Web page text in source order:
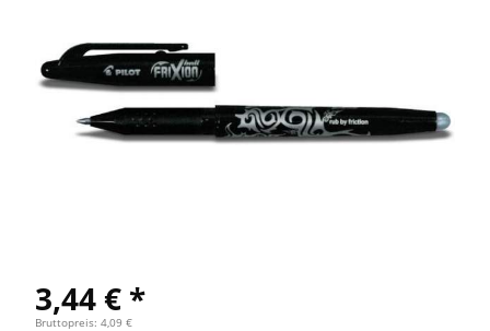
3,44 € *
Bruttopreis: 4,09 €